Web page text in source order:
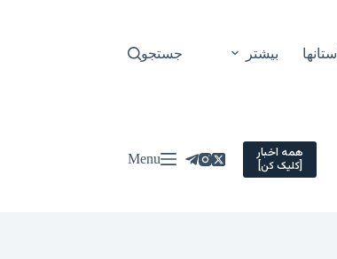
استانها بیشتر جستجو
همه اخبار
[کلیک کن] Menu